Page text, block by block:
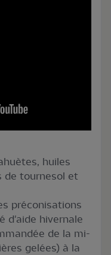
huiles
de tournesol et
préconisations
d'aide hivernale
de la mi-
gelées) à la